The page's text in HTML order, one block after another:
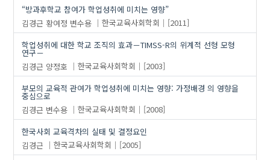
“방과후학교 참여가 학업성취에 미치는 영향”
김경근 황여정 변수용 한국교육사회학회
[2011]
학업성취에 대한 학교 조직의 효과－TIMSS-R의 위계적 선형 모형
연구－
김경근 양정호 한국교육사회학회
[2003]
부모의 교육적 관여가 학업성취에 미치는 영향: 가정배경 의 영향을
중심으로
김경근 변수용 한국교육사회학회
[2008]
한국사회 교육격차의 실태 및 결정요인
김경근
한국교육사회학회
[2005]